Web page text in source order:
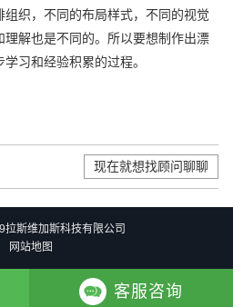
织，不同的布局样式，不同的视觉
解也是不同的。所以要想制作出漂
习和经验积累的过程。
现在就想找顾问聊聊
拉斯维加斯科技有限公司
网站地图
客服咨询